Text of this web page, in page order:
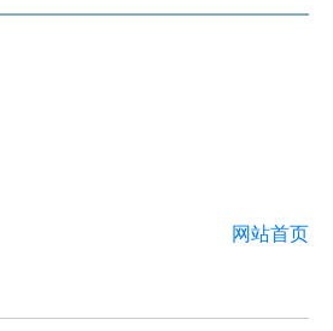
网站首页